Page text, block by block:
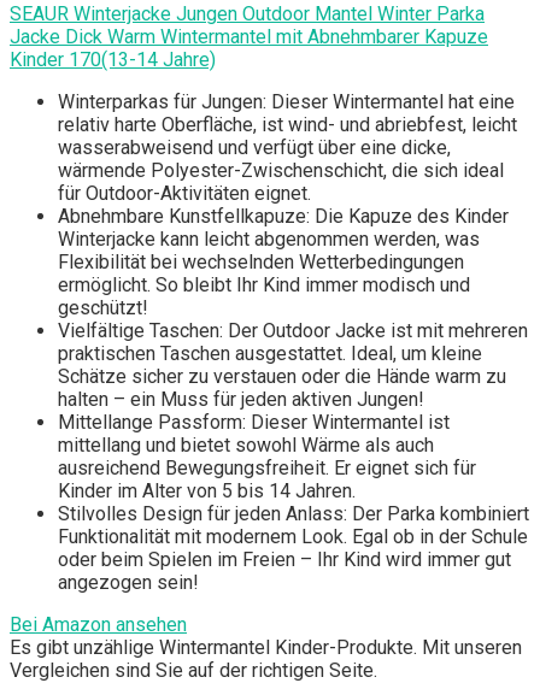
SEAUR Winterjacke Jungen Outdoor Mantel Winter Parka
Jacke Dick Warm Wintermantel mit Abnehmbarer Kapuze
Kinder 170(13-14 Jahre)
Winterparkas für Jungen: Dieser Wintermantel hat eine
relativ harte Oberfläche, ist wind- und abriebfest, leicht
wasserabweisend und verfügt über eine dicke,
wärmende Polyester-Zwischenschicht, die sich ideal
für Outdoor-Aktivitäten eignet.
Abnehmbare Kunstfellkapuze: Die Kapuze des Kinder
Winterjacke kann leicht abgenommen werden, was
Flexibilität bei wechselnden Wetterbedingungen
ermöglicht. So bleibt Ihr Kind immer modisch und
geschützt!
Vielfältige Taschen: Der Outdoor Jacke ist mit mehreren
praktischen Taschen ausgestattet. Ideal, um kleine
Schätze sicher zu verstauen oder die Hände warm zu
halten – ein Muss für jeden aktiven Jungen!
Mittellange Passform: Dieser Wintermantel ist
mittellang und bietet sowohl Wärme als auch
ausreichend Bewegungsfreiheit. Er eignet sich für
Kinder im Alter von 5 bis 14 Jahren.
Stilvolles Design für jeden Anlass: Der Parka kombiniert
Funktionalität mit modernem Look. Egal ob in der Schule
oder beim Spielen im Freien – Ihr Kind wird immer gut
angezogen sein!
Bei Amazon ansehen
Es gibt unzählige Wintermantel Kinder-Produkte. Mit unseren
Vergleichen sind Sie auf der richtigen Seite.